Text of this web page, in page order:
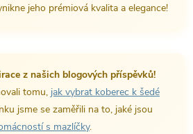
jeho prémiová kvalita a elegance!
z našich blogových příspěvků!
tomu, jak vybrat koberec k šedé
jsme se zaměřili na to, jaké jsou
s mazlíčky.